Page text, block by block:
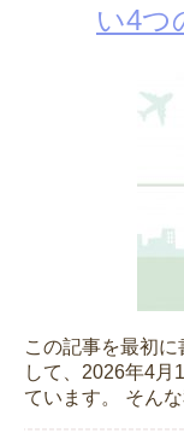
い4つ
この記事を最初
して、2026年4月
ています。 そん